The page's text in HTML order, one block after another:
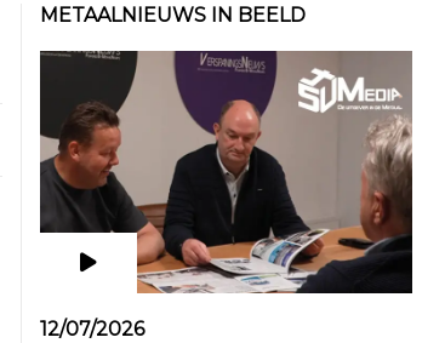
METAALNIEUWS IN BEELD
12/07/2026